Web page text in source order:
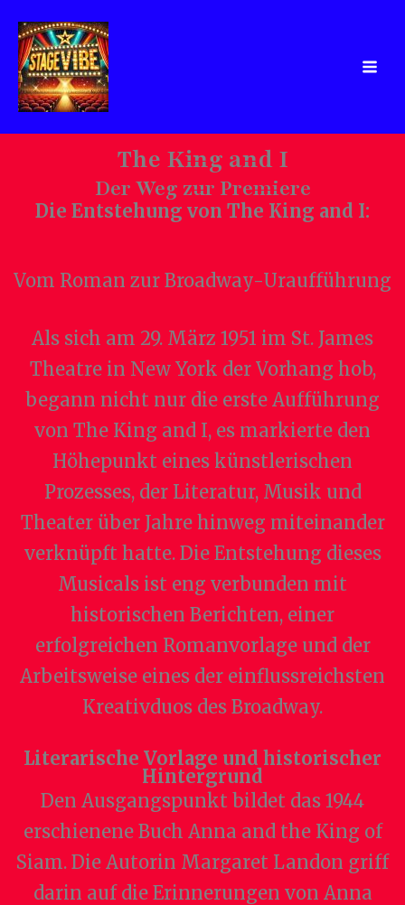
Inhalt
springen
The King and I
Der Weg zur Premiere
Die Entstehung von The King and I:
Vom Roman zur Broadway-Uraufführung
Als sich am 29. März 1951 im St. James
Theatre in New York der Vorhang hob,
begann nicht nur die erste Aufführung
von The King and I, es markierte den
Höhepunkt eines künstlerischen
Prozesses, der Literatur, Musik und
Theater über Jahre hinweg miteinander
verknüpft hatte. Die Entstehung dieses
Musicals ist eng verbunden mit
historischen Berichten, einer
erfolgreichen Romanvorlage und der
Arbeitsweise eines der einflussreichsten
Kreativduos des Broadway.
Literarische Vorlage und historischer
Hintergrund
Den Ausgangspunkt bildet das 1944
erschienene Buch Anna and the King of
Siam. Die Autorin Margaret Landon griff
darin auf die Erinnerungen von Anna